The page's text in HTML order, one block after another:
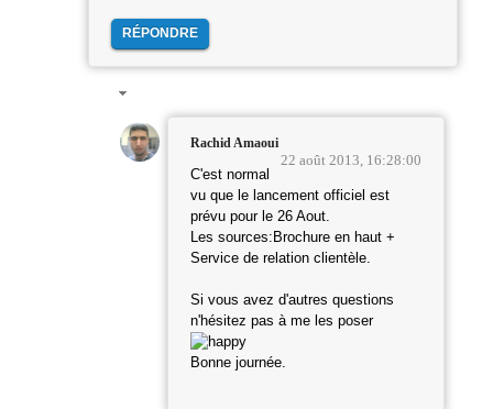
RÉPONDRE
Rachid Amaoui
22 août 2013, 16:28:00
C'est normal
vu que le lancement officiel est
prévu pour le 26 Aout.
Les sources:Brochure en haut +
Service de relation clientèle.
Si vous avez d'autres questions
n'hésitez pas à me les poser
Bonne journée.